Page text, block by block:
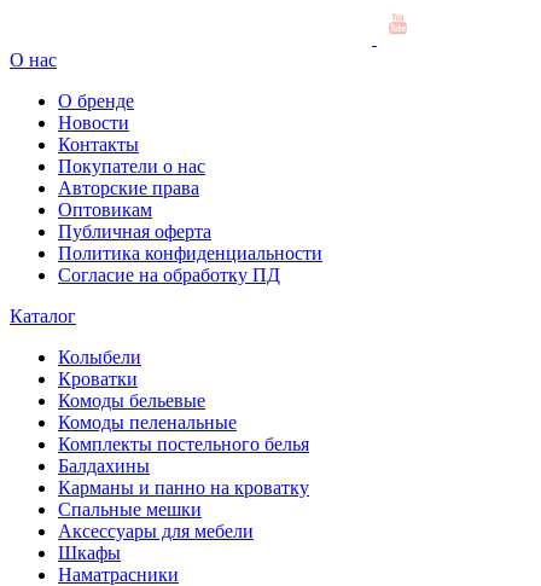
О нас
О бренде
Новости
Контакты
Покупатели о нас
Авторские права
Оптовикам
Публичная оферта
Политика конфиденциальности
Согласие на обработку ПД
Каталог
Колыбели
Кроватки
Комоды бельевые
Комоды пеленальные
Комплекты постельного белья
Балдахины
Карманы и панно на кроватку
Спальные мешки
Аксессуары для мебели
Шкафы
Наматрасники